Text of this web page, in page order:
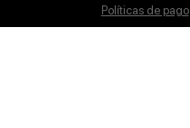
Políticas de pago